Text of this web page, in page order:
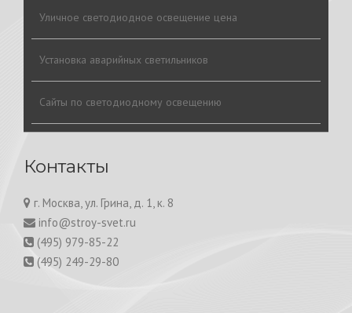
Уличное светодиодное освещение цена
Установка аварийных светильников
Сайты по светодиодному освещению
Контакты
г. Москва, ул. Грина, д. 1, к. 8
info@stroy-svet.ru
(495) 979-85-22
(495) 249-29-80